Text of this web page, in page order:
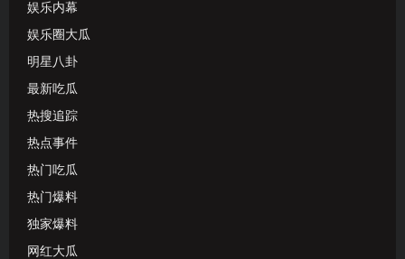
娱乐内幕
娱乐圈大瓜
明星八卦
最新吃瓜
热搜追踪
热点事件
热门吃瓜
热门爆料
独家爆料
网红大瓜